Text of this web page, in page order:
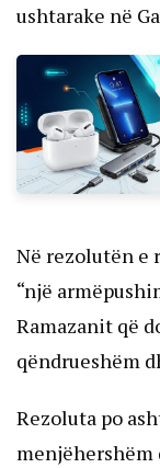
ushtarake në
Në rezolutën e
“një
Ramazanit që
qëndrueshëm
Rezoluta po
menjëhershëm